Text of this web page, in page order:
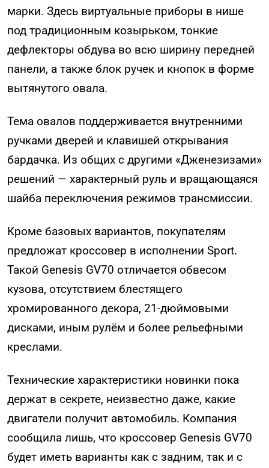
марки. Здесь виртуальные приборы в нише
под традиционным козырьком, тонкие
дефлекторы обдува во всю ширину передней
панели, а также блок ручек и кнопок в форме
вытянутого овала.
Тема овалов поддерживается внутренними
ручками дверей и клавишей открывания
бардачка. Из общих с другими «Дженезизами»
решений — характерный руль и вращающаяся
шайба переключения режимов трансмиссии.
Кроме базовых вариантов, покупателям
предложат кроссовер в исполнении Sport.
Такой Genesis GV70 отличается обвесом
кузова, отсутствием блестящего
хромированного декора, 21-дюймовыми
дисками, иным рулём и более рельефными
креслами.
Технические характеристики новинки пока
держат в секрете, неизвестно даже, какие
двигатели получит автомобиль. Компания
сообщила лишь, что кроссовер Genesis GV70
будет иметь варианты как с задним, так и с